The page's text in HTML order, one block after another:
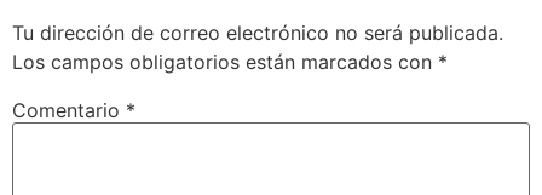
Tu dirección de correo electrónico no será publicada.
Los campos obligatorios están marcados con *
Comentario *